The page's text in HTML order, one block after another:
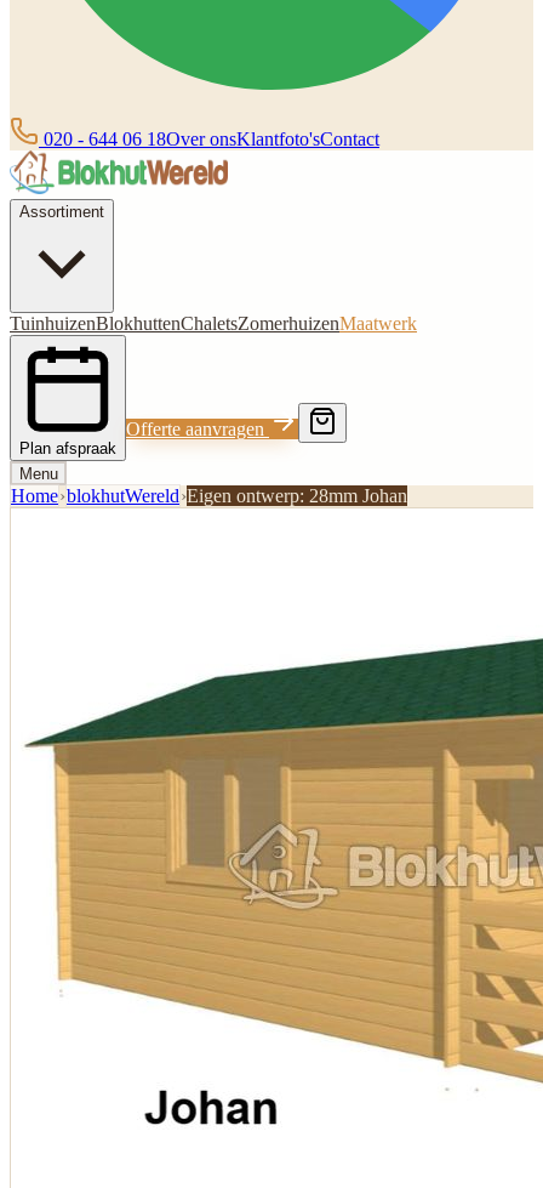
020 - 644 06 18Over onsKlantfoto'sContact
Assortiment
TuinhuizenBlokhuttenChaletsZomerhuizenMaatwerk
Plan afspraak
Offerte aanvragen
Menu
Home›blokhutWereld›Eigen ontwerp: 28mm Johan